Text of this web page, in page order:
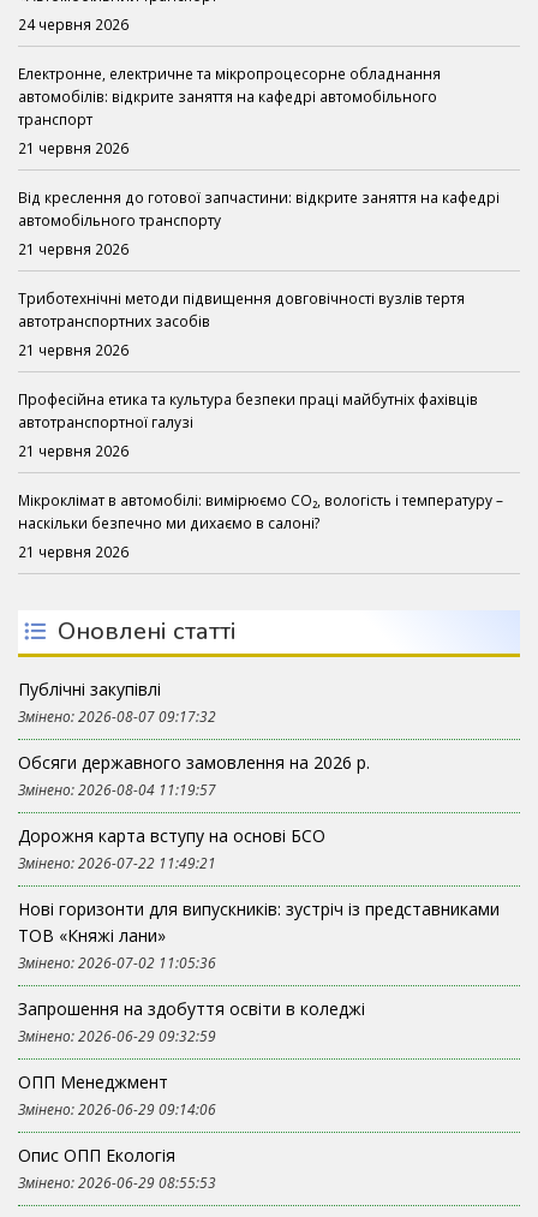
24 червня 2026
Електронне, електричне та мікропроцесорне обладнання
автомобілів: відкрите заняття на кафедрі автомобільного
транспорт
21 червня 2026
Від креслення до готової запчастини: відкрите заняття на кафедрі
автомобільного транспорту
21 червня 2026
Триботехнічні методи підвищення довговічності вузлів тертя
автотранспортних засобів
21 червня 2026
Професійна етика та культура безпеки праці майбутніх фахівців
автотранспортної галузі
21 червня 2026
Мікроклімат в автомобілі: вимірюємо CO₂, вологість і температуру –
наскільки безпечно ми дихаємо в салоні?
21 червня 2026
Оновлені статті
Публічні закупівлі
Змінено: 2026-08-07 09:17:32
Обсяги державного замовлення на 2026 р.
Змінено: 2026-08-04 11:19:57
Дорожня карта вступу на основі БСО
Змінено: 2026-07-22 11:49:21
Нові горизонти для випускників: зустріч із представниками
ТОВ «Княжі лани»
Змінено: 2026-07-02 11:05:36
Запрошення на здобуття освіти в коледжі
Змінено: 2026-06-29 09:32:59
ОПП Менеджмент
Змінено: 2026-06-29 09:14:06
Опис ОПП Екологія
Змінено: 2026-06-29 08:55:53